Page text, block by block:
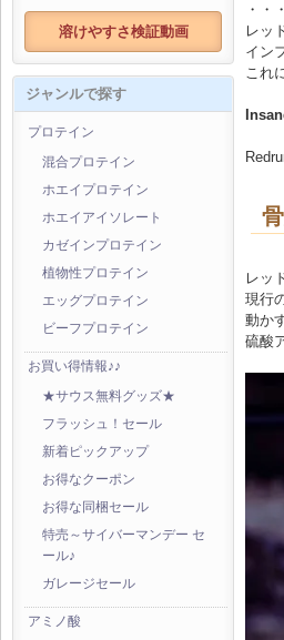
溶けやすさ検証動画
ジャンルで探す
プロテイン
混合プロテイン
ホエイプロテイン
ホエイアイソレート
カゼインプロテイン
植物性プロテイン
エッグプロテイン
ビーフプロテイン
お買い得情報♪♪
★サウス無料グッズ★
フラッシュ！セール
新着ピックアップ
お得なクーポン
お得な同梱セール
特売～サイバーマンデー セ
ール♪
ガレージセール
アミノ酸
・・
レッ
イン
これ
レッ
現行
動か
硫酸